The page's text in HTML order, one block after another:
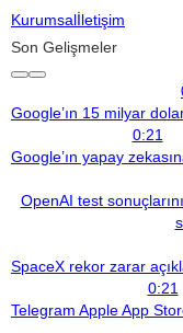
Kurumsalİletişim
Son Gelişmeler
Google’ın 15 milyar
0:21
Google’ın yapay
OpenAI test
SpaceX rekor zarar
0:21
Telegram Apple App